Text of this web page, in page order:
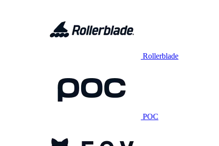
Rollerblade
POC